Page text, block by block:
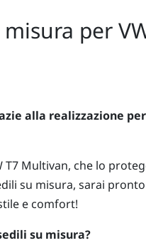
per
alla realizzazione
T7 Multivan, che lo
su misura, sarai
e comfort!
su misura?